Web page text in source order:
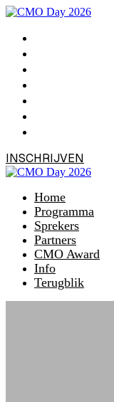
INSCHRIJVEN
Home
Programma
Sprekers
Partners
CMO Award
Info
Terugblik